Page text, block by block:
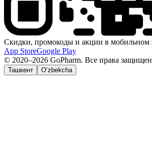
Скидки, промокоды и акции в мобильном
App StoreGoogle Play
© 2020–2026 GoPharm. Все права
Ташкент O‘zbekcha